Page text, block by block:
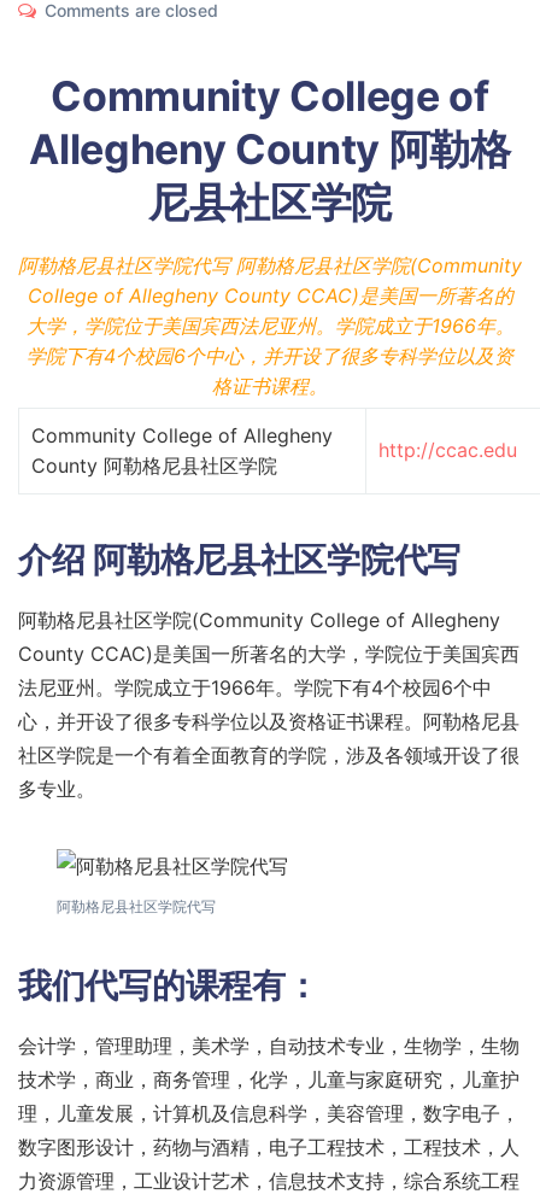
Comments are closed
Community College of
Allegheny County 阿勒格
尼县社区学院
阿勒格尼县社区学院代写 阿勒格尼县社区学院(Community
College of Allegheny County CCAC)是美国一所著名的
大学，学院位于美国宾西法尼亚州。学院成立于1966年。
学院下有4个校园6个中心，并开设了很多专科学位以及资
格证书课程。
Community College of Allegheny
County 阿勒格尼县社区学院
http://ccac.edu
介绍 阿勒格尼县社区学院代写
阿勒格尼县社区学院(Community College of Allegheny
County CCAC)是美国一所著名的大学，学院位于美国宾西
法尼亚州。学院成立于1966年。学院下有4个校园6个中
心，并开设了很多专科学位以及资格证书课程。阿勒格尼县
社区学院是一个有着全面教育的学院，涉及各领域开设了很
多专业。
阿勒格尼县社区学院代写
我们代写的课程有：
会计学，管理助理，美术学，自动技术专业，生物学，生物
技术学，商业，商务管理，化学，儿童与家庭研究，儿童护
理，儿童发展，计算机及信息科学，美容管理，数字电子，
数字图形设计，药物与酒精，电子工程技术，工程技术，人
力资源管理，工业设计艺术，信息技术支持，综合系统工程